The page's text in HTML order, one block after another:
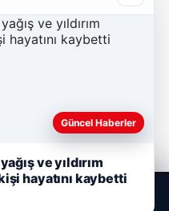
Güncel Haberler
ve yıldırım
hayatını kaybetti